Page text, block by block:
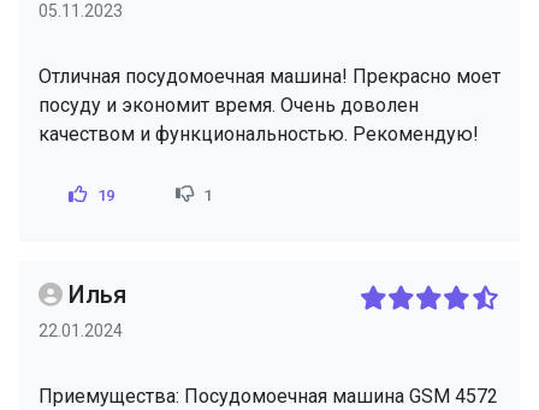
05.11.2023
Отличная посудомоечная машина! Прекрасно моет
посуду и экономит время. Очень доволен
качеством и функциональностью. Рекомендую!
19 1
Илья
22.01.2024
Приемущества: Посудомоечная машина GSM 4572